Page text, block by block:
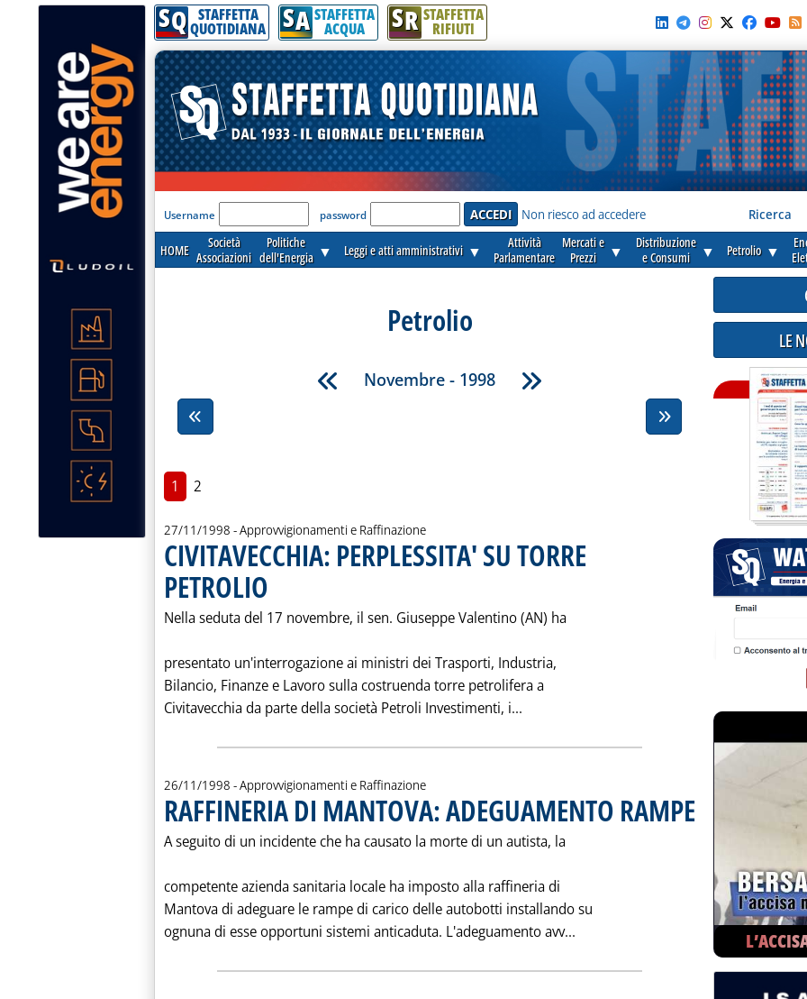
SQ STAFFETTA
QUOTIDIANA SA STAFFETTA
ACQUA SR STAFFETTA
RIFIUTI
'Modulo Login per accedere'
Username password Non riesco ad accedere Ricerca
HOME
Società
Associazioni
Politiche
dell'Energia ▼ Leggi e atti amministrativi ▼
Attività
Parlamentare
Mercati e
Prezzi
▼
Distribuzione
e Consumi
▼ Petrolio ▼
Petrolio
Novembre - 1998
1 2
27/11/1998 - Approvvigionamenti e Raffinazione
CIVITAVECCHIA: PERPLESSITA' SU TORRE
PETROLIO
Nella seduta del 17 novembre, il sen. Giuseppe Valentino (AN) ha
presentato un'interrogazione ai ministri dei Trasporti, Industria,
Bilancio, Finanze e Lavoro sulla costruenda torre petrolifera a
Civitavecchia da parte della società Petroli Investimenti, i... Leggi tutta la notizia: 'CIVITAVECCHIA:
26/11/1998 - Approvvigionamenti e Raffinazione
RAFFINERIA DI MANTOVA: ADEGUAMENTO RAMPE . Pubblicata giovedì 26
A seguito di un incidente che ha causato la morte di un autista, la
competente azienda sanitaria locale ha imposto alla raffineria di
Mantova di adeguare le rampe di carico delle autobotti installando su
ognuna di esse opportuni sistemi anticaduta. L'adeguamento avv... Leggi tutta la notizia: 'RAFFINERIA
LE